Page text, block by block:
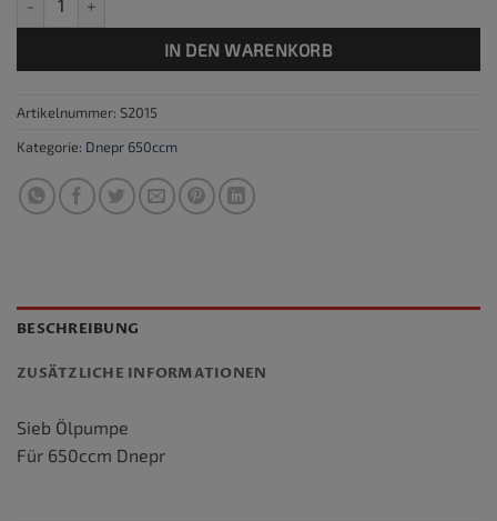
IN DEN WARENKORB
Artikelnummer: S2015
Kategorie: Dnepr 650ccm
BESCHREIBUNG
ZUSÄTZLICHE INFORMATIONEN
Sieb Ölpumpe
Für 650ccm Dnepr